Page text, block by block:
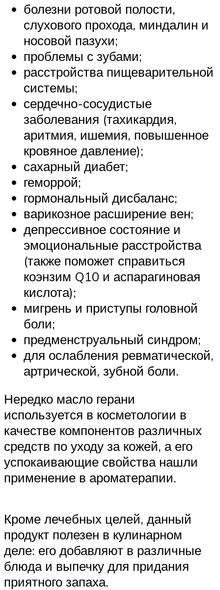
болезни ротовой полости,
слухового прохода, миндалин и
носовой пазухи;
проблемы с зубами;
расстройства пищеварительной
системы;
сердечно-сосудистые
заболевания (тахикардия,
аритмия, ишемия, повышенное
кровяное давление);
сахарный диабет;
геморрой;
гормональный дисбаланс;
варикозное расширение вен;
депрессивное состояние и
эмоциональные расстройства
(также поможет справиться
коэнзим Q10 и аспарагиновая
кислота);
мигрень и приступы головной
боли;
предменструальный синдром;
для ослабления ревматической,
артрической, зубной боли.
Нередко масло герани
используется в косметологии в
качестве компонентов различных
средств по уходу за кожей, а его
успокаивающие свойства нашли
применение в ароматерапии.
Кроме лечебных целей, данный
продукт полезен в кулинарном
деле: его добавляют в различные
блюда и выпечку для придания
приятного запаха.